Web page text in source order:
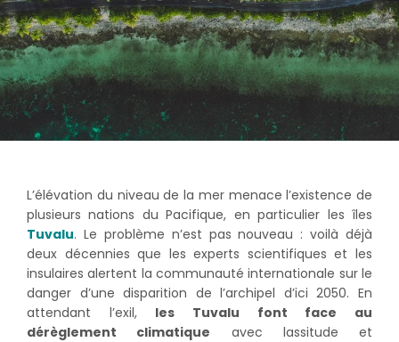
L’élévation du niveau de la mer menace l’existence de
plusieurs nations du Pacifique, en particulier les îles
Tuvalu. Le problème n’est pas nouveau : voilà déjà
deux décennies que les experts scientifiques et les
insulaires alertent la communauté internationale sur le
danger d’une disparition de l’archipel d’ici 2050. En
attendant l’exil, les Tuvalu font face au
dérèglement climatique avec lassitude et